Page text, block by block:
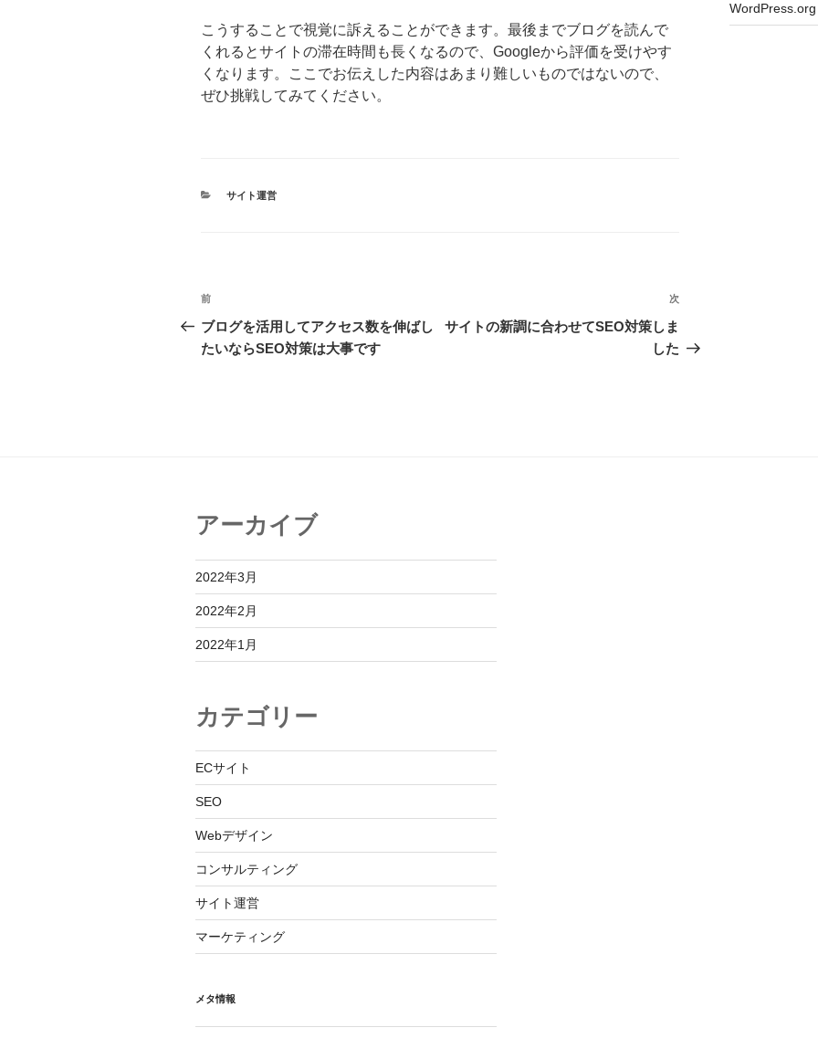
こうすることで視覚に訴えることができます。最後までブログを読んで
くれるとサイトの滞在時間も長くなるので、Googleから評価を受けやす
くなります。ここでお伝えした内容はあまり難しいものではないので、
ぜひ挑戦してみてください。
カ
サイト運営
投
稿
ナ
ョ
ン
前
の
投
前
ブログを活用してアクセス数を伸ばし
たいならSEO対策は大事です
次
投
次
サイトの新調に合わせてSEO対策しま
した
WordPress.org
アーカイブ
2022年3月
2022年2月
2022年1月
カテゴリー
ECサイト
SEO
Webデザイン
コンサルティング
サイト運営
マーケティング
メタ情報